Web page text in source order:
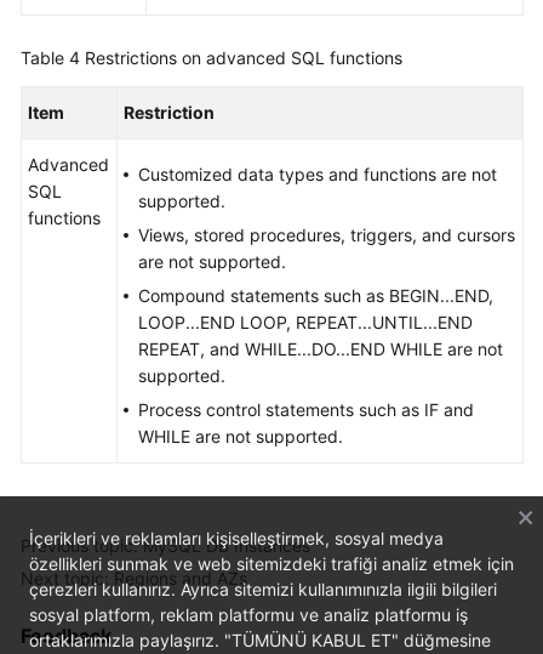
Table 4 Restrictions on advanced SQL functions
Item Restriction
Advanced
SQL
functions
Customized data types and functions are not
supported.
Views, stored procedures, triggers, and cursors
are not supported.
Compound statements such as BEGIN...END,
LOOP...END LOOP, REPEAT...UNTIL...END
REPEAT, and WHILE...DO...END WHILE are not
supported.
Process control statements such as IF and
WHILE are not supported.
Previous topic: MySQL DB Instances
Next topic: Regions and AZs
Feedback
İçerikleri ve reklamları kişiselleştirmek, sosyal medya
özellikleri sunmak ve web sitemizdeki trafiği analiz etmek için
çerezleri kullanırız. Ayrıca sitemizi kullanımınızla ilgili bilgileri
sosyal platform, reklam platformu ve analiz platformu iş
ortaklarımızla paylaşırız. "TÜMÜNÜ KABUL ET" düğmesine